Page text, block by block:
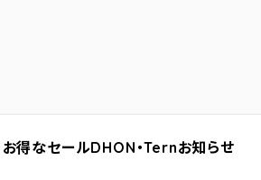
お得なセールDHON・Ternお知らせ